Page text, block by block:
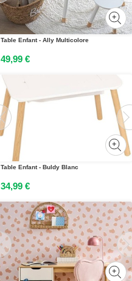
Table Enfant - Ally Multicolore
49,99 €
Table Enfant - Buldy Blanc
34,99 €